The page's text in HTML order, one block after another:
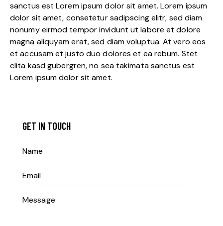
sanctus est Lorem ipsum dolor sit amet. Lorem ipsum
dolor sit amet, consetetur sadipscing elitr, sed diam
nonumy eirmod tempor invidunt ut labore et dolore
magna aliquyam erat, sed diam voluptua. At vero eos
et accusam et justo duo dolores et ea rebum. Stet
clita kasd gubergren, no sea takimata sanctus est
Lorem ipsum dolor sit amet.
GET IN TOUCH